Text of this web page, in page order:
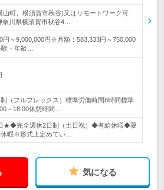
山町、横須賀市秋谷)又はリモートワーク可
奈川県横須賀市秋谷4…
円～9,000,000円※月額：583,333円～750,000
・年齢…
（フルフレックス）標準労働時間8時間標準
～18:00休憩時間…
★◆完全週休2日制（土日祝）◆有給休暇◆夏
暇※形式上定めてい…
気になる